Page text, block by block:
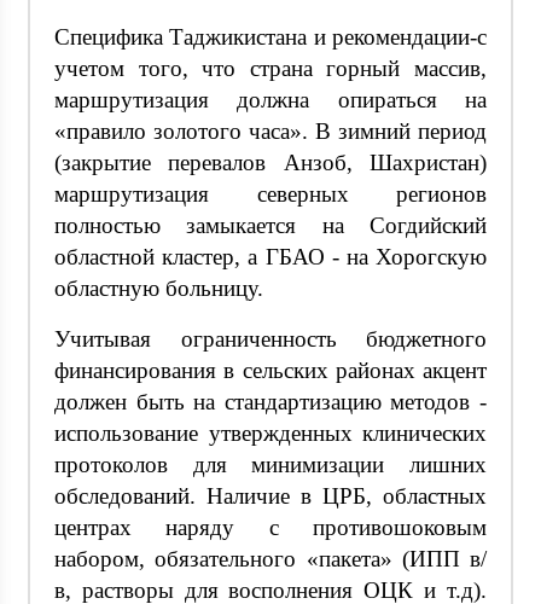
Специфика Таджикистана и рекомендации-с
учетом того, что страна горный массив,
маршрутизация должна опираться на
«правило золотого часа». В зимний период
(закрытие перевалов Анзоб, Шахристан)
маршрутизация северных регионов
полностью замыкается на Согдийский
областной кластер, а ГБАО - на Хорогскую
областную больницу.
Учитывая ограниченность бюджетного
финансирования в сельских районах акцент
должен быть на стандартизацию методов -
использование утвержденных клинических
протоколов для минимизации лишних
обследований. Наличие в ЦРБ, областных
центрах наряду с противошоковым
набором, обязательного «пакета» (ИПП в/
в, растворы для восполнения ОЦК и т.д).